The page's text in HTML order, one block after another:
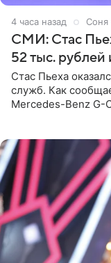
4 часа назад Соня
СМИ: Стас
52 тыс.
Стас Пьеха
служб. Как
Mercedes-Benz G-